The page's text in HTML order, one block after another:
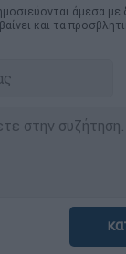
άμεσα με
και τα